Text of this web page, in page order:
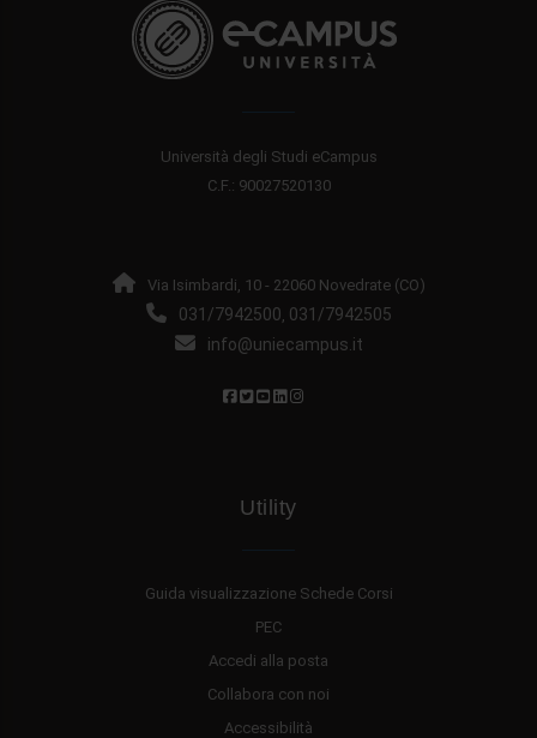
Università degli Studi eCampus
C.F.: 90027520130
Via Isimbardi, 10 - 22060 Novedrate (CO)
031/7942500, 031/7942505
info@uniecampus.it
Utility
Guida visualizzazione Schede Corsi
PEC
Accedi alla posta
Collabora con noi
Accessibilità